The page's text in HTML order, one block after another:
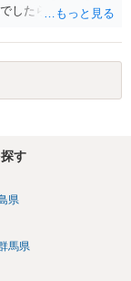
したら、あまり結
に捜査をするの
わらないかもしれ
ている弁護士に相
で。
す
県
馬県